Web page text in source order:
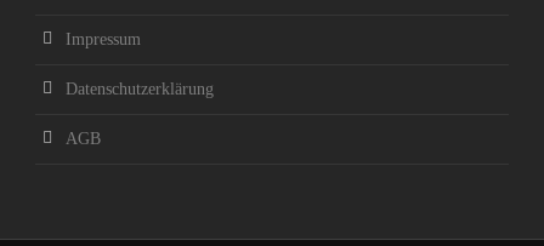
Impressum
Datenschutzerklärung
AGB